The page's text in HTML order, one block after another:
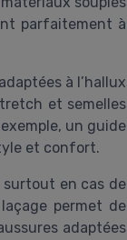
parfaitement à
à l’hallux
et semelles
un guide
et confort.
en cas de
permet de
adaptées